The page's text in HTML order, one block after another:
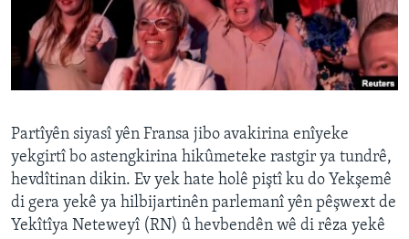
ÇAND Û HUNER
SERNIVÎS
SORANÎ
Learning English
FOLLOW US
Partîyên siyasî yên Fransa jibo avakirina enîyeke
yekgirtî bo astengkirina hikûmeteke rastgir ya tundrê,
hevdîtinan dikin. Ev yek hate holê piştî ku do Yekşemê
di gera yekê ya hilbijartinên parlemanî yên pêşwext de
Yekîtîya Neteweyî (RN) û hevbendên wê di rêza yekê